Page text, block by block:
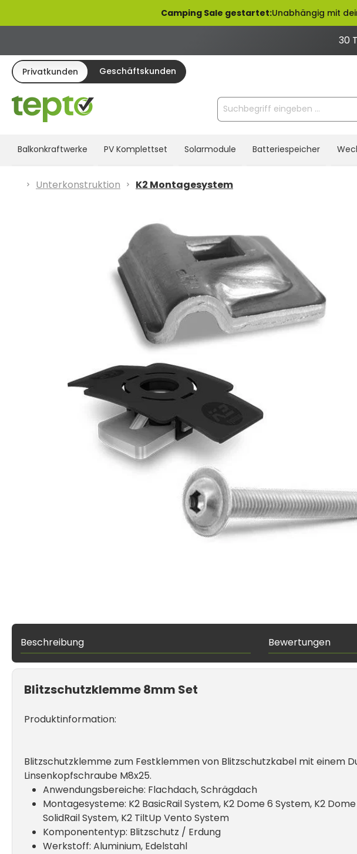
Zur Hauptnavigation springenCamping Sale gestartet:Unabhängig mit
30
Privatkunden Geschäftskunden
Balkonkraftwerke PV Komplettset Solarmodule Batteriespeicher
Unterkonstruktion
K2 Montagesystem
Beschreibung Bewertungen
Blitzschutzklemme 8mm Set
Produktinformation:
Blitzschutzklemme zum Festklemmen von Blitzschutzkabel mit einem
Linsenkopfschraube M8x25.
Anwendungsbereiche: Flachdach, Schrägdach
Montagesysteme: K2 BasicRail System, K2 Dome 6 System, K2
SolidRail System, K2 TiltUp Vento System
Komponententyp: Blitzschutz / Erdung
Werkstoff: Aluminium, Edelstahl